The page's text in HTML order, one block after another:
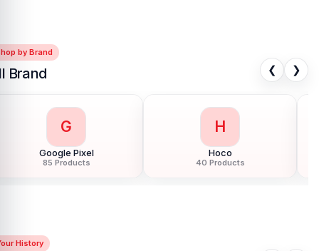
by Brand
Brand ❮ ❯
G
Google Pixel
85 Products
H
Hoco
40 Products
History